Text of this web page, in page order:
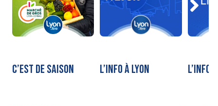
C’EST DE SAISON L’INFO À LYON L’INFO